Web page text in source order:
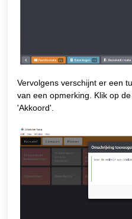
Vervolgens verschijnt er een t
van een opmerking. Klik op
'Akkoord'.